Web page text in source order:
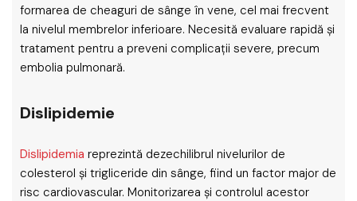
formarea de cheaguri de sânge în vene, cel mai frecvent
la nivelul membrelor inferioare. Necesită evaluare rapidă și
tratament pentru a preveni complicații severe, precum
embolia pulmonară.
Dislipidemie
Dislipidemia reprezintă dezechilibrul nivelurilor de
colesterol și trigliceride din sânge, fiind un factor major de
risc cardiovascular. Monitorizarea și controlul acestor